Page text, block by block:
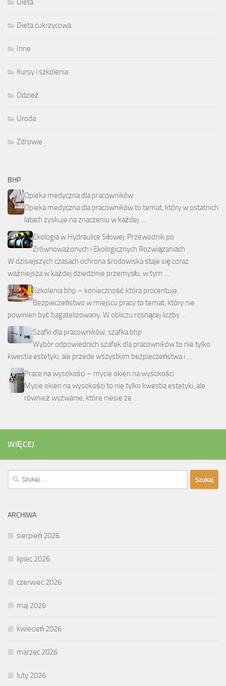
Dieta
Dieta cukrzycowa
Inne
Kursy i szkolenia
Odzież
Uroda
Zdrowie
BHP
Opieka medyczna dla pracowników
Opieka medyczna dla pracowników to temat, który w ostatnich
latach zyskuje na znaczeniu w każdej …
Ekologia w Hydraulice Siłowej: Przewodnik po
Zrównoważonych i Ekologicznych Rozwiązaniach
W dzisiejszych czasach ochrona środowiska staje się coraz
ważniejsza w każdej dziedzinie przemysłu, w tym …
Szkolenia bhp – konieczność która procentuje
Bezpieczeństwo w miejscu pracy to temat, który nie
powinien być bagatelizowany. W obliczu rosnącej liczby …
Szafki dla pracowników, szafka bhp
Wybór odpowiednich szafek dla pracowników to nie tylko
kwestia estetyki, ale przede wszystkim bezpieczeństwa i …
Prace na wysokości – mycie okien na wysokości
Mycie okien na wysokości to nie tylko kwestia estetyki, ale
również wyzwanie, które niesie ze …
WIĘCEJ
Szukaj:
ARCHIWA
sierpień 2026
lipiec 2026
czerwiec 2026
maj 2026
kwiecień 2026
marzec 2026
luty 2026